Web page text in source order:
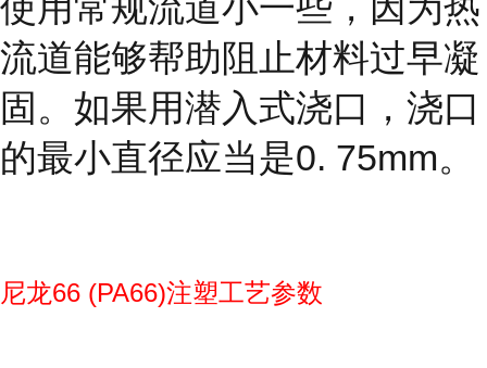
流道能够帮助阻止材料过早凝
固。如果用潜入式浇口，浇口
的最小直径应当是0. 75mm。
尼龙66 (PA66)注塑工艺参数